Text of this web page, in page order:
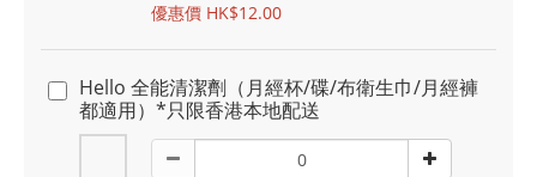
優惠價 HK$12.00
Hello 全能清潔劑（月經杯/碟/布衛生巾/月經褲
都適用）*只限香港本地配送